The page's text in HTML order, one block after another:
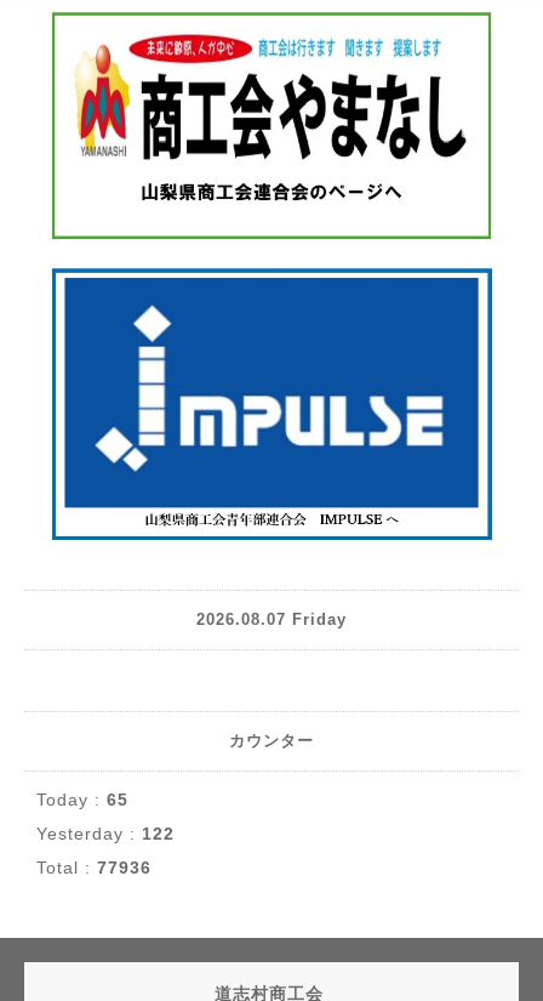
2026.08.07 Friday
カウンター
Today : 65
Yesterday : 122
Total : 77936
道志村商工会